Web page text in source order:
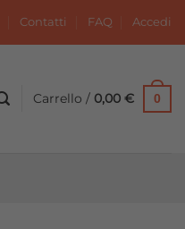
Contatti FAQ Accedi
Carrello / 0,00€ 0